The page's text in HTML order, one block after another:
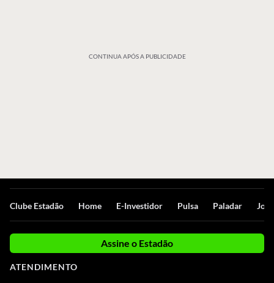
CONTINUA APÓS A PUBLICIDADE
Clube Estadão Home E-Investidor Pulsa Paladar
Assine o Estadão
ATENDIMENTO